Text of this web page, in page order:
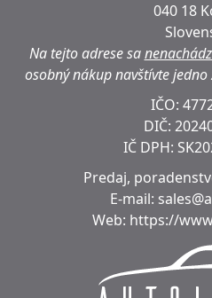
040 18
Na tejto adrese sa
osobný nákup navštívte
IČO:
DIČ:
IČ DPH:
Predaj,
E-mail:
Web: https://